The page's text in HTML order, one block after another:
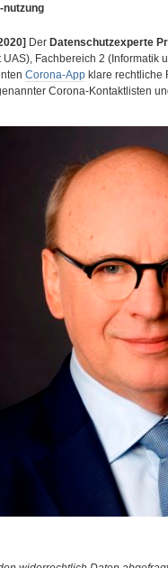
nutzung
Der Datenschutzexperte
UAS), Fachbereich 2 (Informatik
Corona-App klare rechtliche
Corona-Kontaktlisten